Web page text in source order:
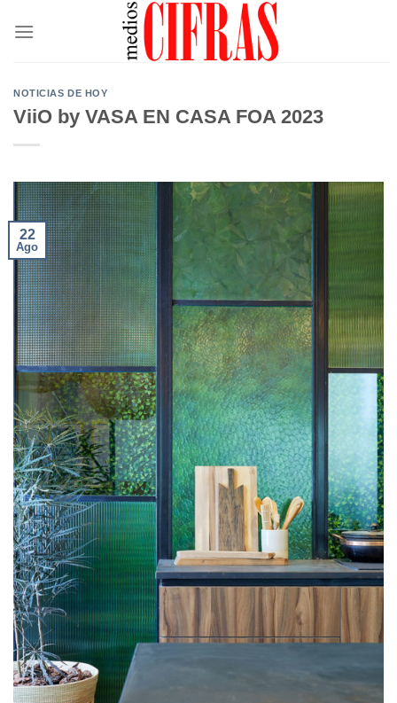
NOTICIAS DE HOY
ViiO by VASA EN CASA FOA 2023
22
Ago